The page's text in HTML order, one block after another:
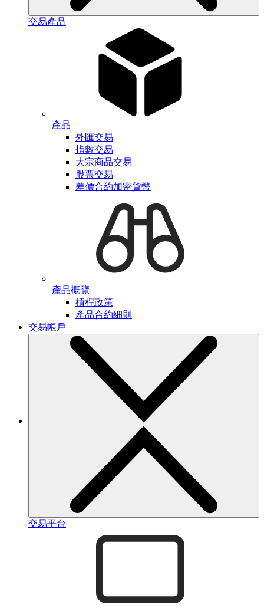
交易產品
產品
外匯交易
指數交易
大宗商品交易
股票交易
差價合約加密貨幣
產品概覽
槓桿政策
產品合約細則
交易帳戶
交易平台